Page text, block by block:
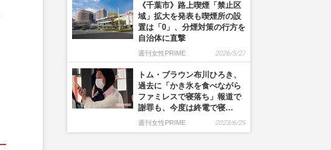
《千葉市》路上喫煙「禁止区
域」拡大を発表も喫煙所の設
置は「0」、分煙対策の行方を
自治体に直撃
週刊女性PRIME 2026/5/27
トム・ブラウン布川ひろき、
過去に「かき氷を食べながら
ファミレスで寝落ち」報道で
謝罪も、今度は終電で寝…
週刊女性PRIME 2023/6/29